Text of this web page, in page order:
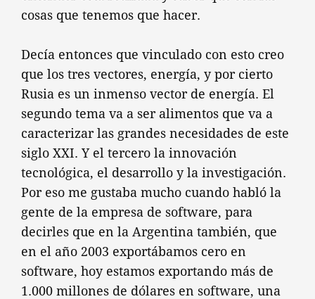
cosas que tenemos que hacer.
Decía entonces que vinculado con esto creo
que los tres vectores, energía, y por cierto
Rusia es un inmenso vector de energía. El
segundo tema va a ser alimentos que va a
caracterizar las grandes necesidades de este
siglo XXI. Y el tercero la innovación
tecnológica, el desarrollo y la investigación.
Por eso me gustaba mucho cuando habló la
gente de la empresa de software, para
decirles que en la Argentina también, que
en el año 2003 exportábamos cero en
software, hoy estamos exportando más de
1.000 millones de dólares en software, una